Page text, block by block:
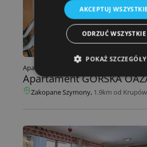
Apartament 49m
Apartament GÓRSKA
Zakopane Szymony, 1.9km od
AKCEPTUJ
ODRZUĆ WSZYSTKIE
POKAŻ SZCZEGÓŁY